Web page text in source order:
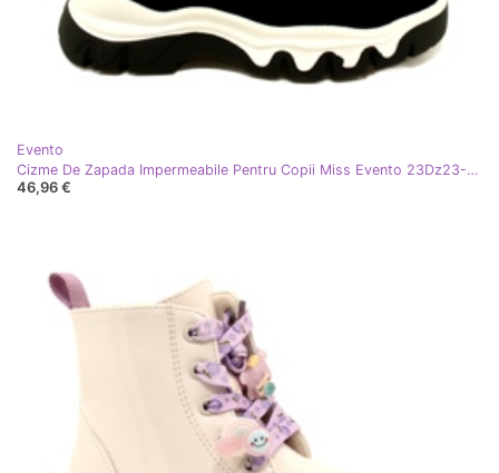
Evento
Cizme De Zapada Impermeabile Pentru Copii Miss Evento 23Dz23-6578 Gri-Negru
46,96 €